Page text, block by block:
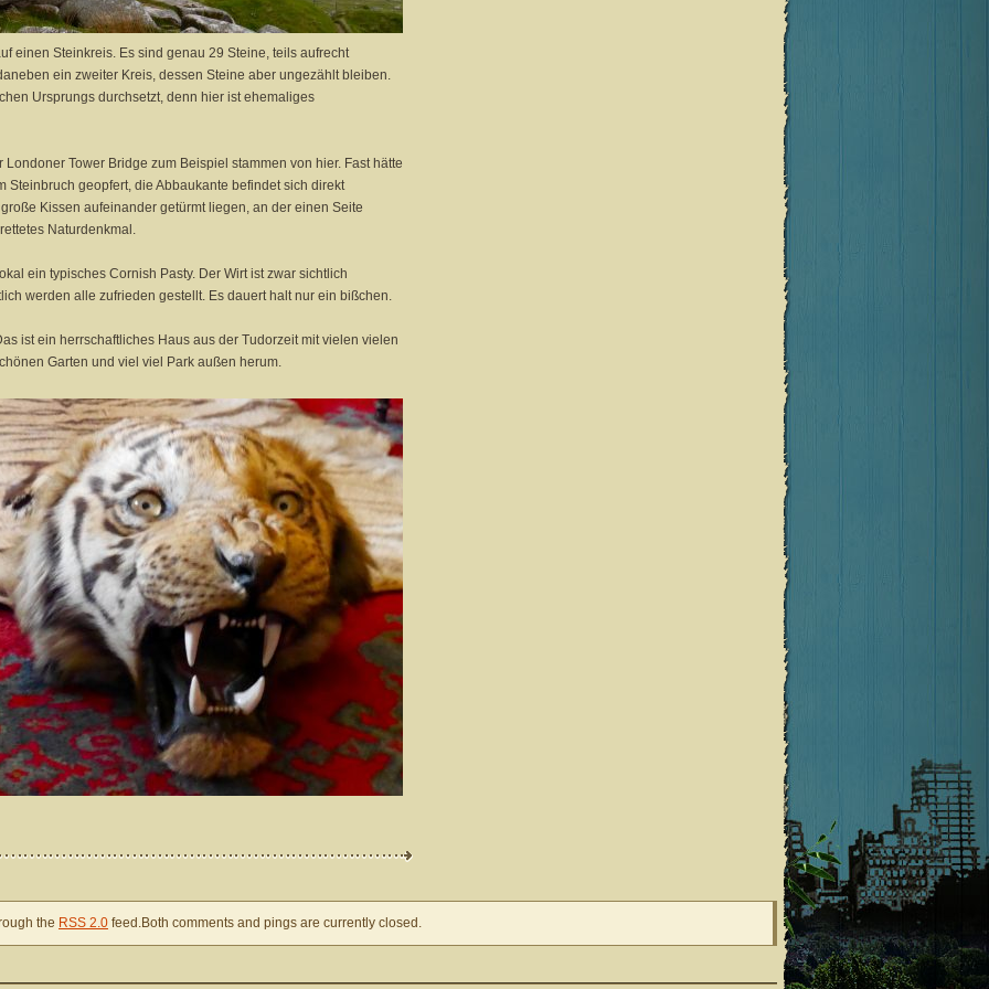
einen Steinkreis. Es sind genau 29 Steine, teils aufrecht
ein zweiter Kreis, dessen Steine aber ungezählt bleiben.
Ursprungs durchsetzt, denn hier ist ehemaliges
Tower Bridge zum Beispiel stammen von hier. Fast hätte
Steinbruch geopfert, die Abbaukante befindet sich direkt
Kissen aufeinander getürmt liegen, an der einen Seite
Naturdenkmal.
ein typisches Cornish Pasty. Der Wirt ist zwar sichtlich
werden alle zufrieden gestellt. Es dauert halt nur ein bißchen.
ist ein herrschaftliches Haus aus der Tudorzeit mit vielen vielen
Garten und viel viel Park außen herum.
the RSS 2.0 feed.Both comments and pings are currently closed.